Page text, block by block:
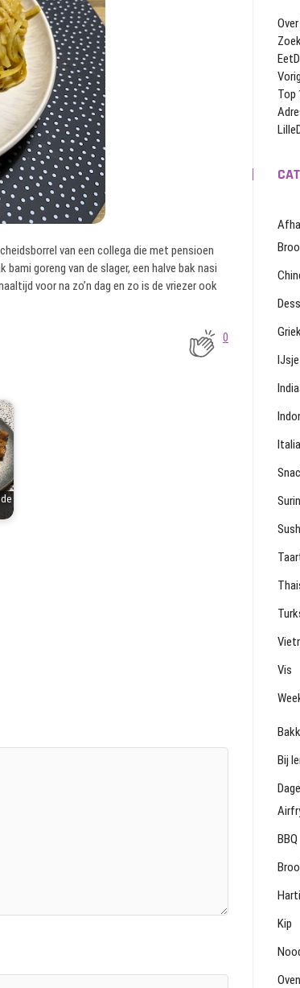
van een collega die met pensioen
goreng van de slager, een halve bak nasi
voor na zo’n dag en zo is de vriezer ook
0
Top
IJsje
Vis
Bij
BBQ
Kip